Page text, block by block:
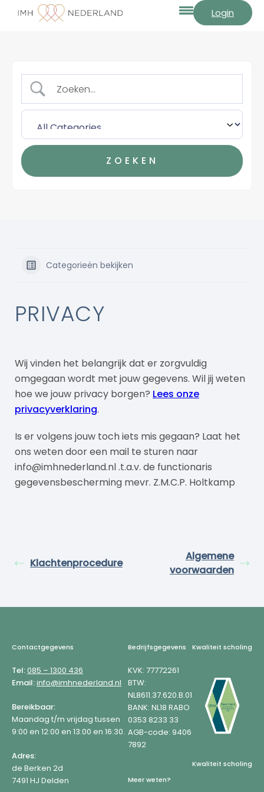
Login
Categorieën bekijken
PRIVACY
Wij vinden het belangrijk dat er zorgvuldig
omgegaan wordt met jouw gegevens. Wil jij weten
hoe we jouw privacy borgen? Lees onze
privacyverklaring.
Is er volgens jouw toch iets mis gegaan? Laat het
ons weten door een mail te sturen naar
info@imhnederland.nl .t.a.v. de functionaris
gegevensbescherming mevr. Z.M.C.P. Holtkamp
Klachtenprocedure
Algemene
voorwaarden
Footer
Contactgegevens
Tel:085 – 1300 436
Email:info@imhnederland.nl
Bereikbaar:
Maandag t/m vrijdag tussen
9:00 en 12:00 en 13:00 en 16:30.
Adres:
de Berken 2d
7491 HJ Delden
Bedrijfsgegevens
KVK: 77772261
BTW:
NL8611.37.620.B.01
BANK: NL18 RABO
0353 8233 33
AGB-code: 9406
7892
Meer weten?
Kwaliteit scholing
Kwaliteit scholing